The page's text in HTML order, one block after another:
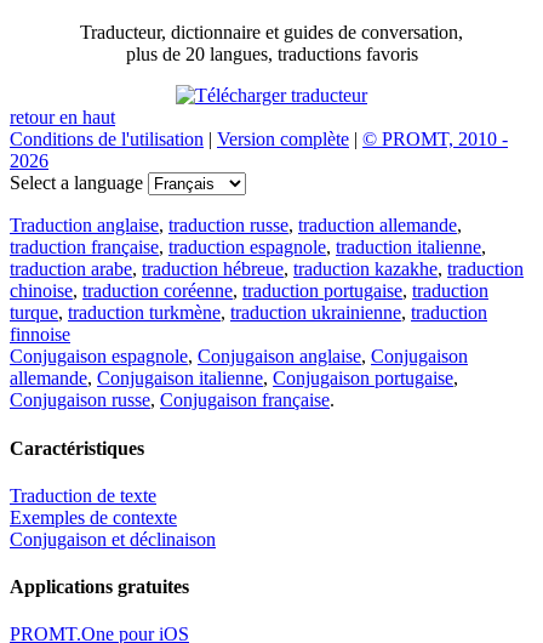
Traducteur, dictionnaire et guides de conversation,
plus de 20 langues, traductions favoris
retour en haut
Conditions de l'utilisation | Version complète | © PROMT, 2010 -
2026
Select a language
Traduction anglaise, traduction russe, traduction allemande,
traduction française, traduction espagnole, traduction italienne,
traduction arabe, traduction hébreue, traduction kazakhe, traduction
chinoise, traduction coréenne, traduction portugaise, traduction
turque, traduction turkmène, traduction ukrainienne, traduction
finnoise
Conjugaison espagnole, Conjugaison anglaise, Conjugaison
allemande, Conjugaison italienne, Conjugaison portugaise,
Conjugaison russe, Conjugaison française.
Caractéristiques
Traduction de texte
Exemples de contexte
Conjugaison et déclinaison
Applications gratuites
PROMT.One pour iOS